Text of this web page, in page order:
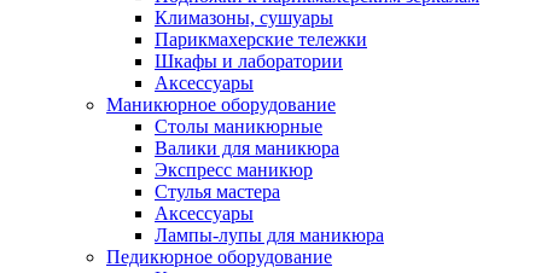
Климазоны, сушуары
Парикмахерские тележки
Шкафы и лаборатории
Аксессуары
Маникюрное оборудование
Столы маникюрные
Валики для маникюра
Экспресс маникюр
Стулья мастера
Аксессуары
Лампы-лупы для маникюра
Педикюрное оборудование